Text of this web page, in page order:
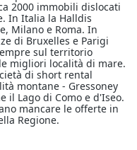
2000 immobili dislocati
In Italia la Halldis
Milano e Roma. In
di Bruxelles e Parigi
sul territorio
migliori località di mare.
di short rental
montane - Gressoney
il Lago di Como e d'Iseo.
mancare le offerte in
Regione.